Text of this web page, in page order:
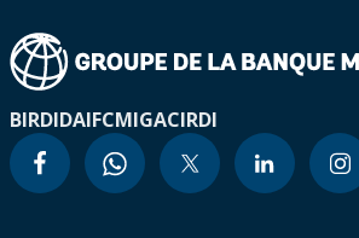
BIRDIDAIFCMIGACIRDI